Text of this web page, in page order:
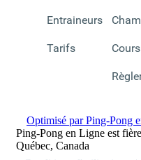
Entraineurs
Tarifs Cours
Optimisé par Ping-Pong
Ping-Pong en Ligne est
Québec, Canada